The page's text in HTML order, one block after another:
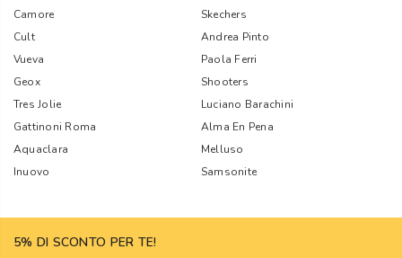
Camore
Skechers
Cult
Andrea Pinto
Vueva
Paola Ferri
Geox
Shooters
Tres Jolie
Luciano Barachini
Gattinoni Roma
Alma En Pena
Aquaclara
Melluso
Inuovo
Samsonite
5% DI SCONTO PER TE!